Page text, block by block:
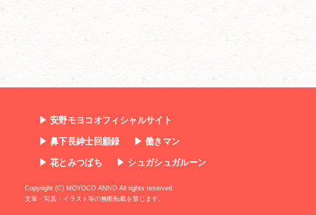
▶ 安野モヨコオフィシャルサイト
▶ 鼻下長紳士回顧録
▶ 働きマン
▶ 花とみつばち
▶ シュガシュガルーン
Copyright (C) MOYOCO ANNO All rights reserved.
文章・写真・イラスト等の無断転載を禁じます。